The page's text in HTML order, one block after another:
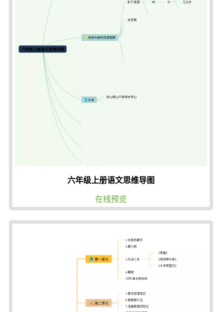
六年级上册语文思维导图
在线预览